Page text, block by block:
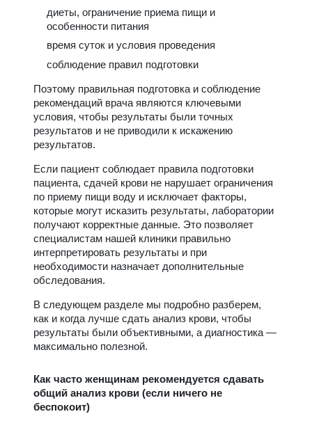
диеты, ограничение приема пищи и
особенности питания
время суток и условия проведения
соблюдение правил подготовки
Поэтому правильная подготовка и соблюдение
рекомендаций врача являются ключевыми
условия, чтобы результаты были точных
результатов и не приводили к искажению
результатов.
Если пациент соблюдает правила подготовки
пациента, сдачей крови не нарушает ограничения
по приему пищи воду и исключает факторы,
которые могут исказить результаты, лаборатории
получают корректные данные. Это позволяет
специалистам нашей клиники правильно
интерпретировать результаты и при
необходимости назначает дополнительные
обследования.
В следующем разделе мы подробно разберем,
как и когда лучше сдать анализ крови, чтобы
результаты были объективными, а диагностика —
максимально полезной.
Как часто женщинам рекомендуется сдавать
общий анализ крови (если ничего не
беспокоит)